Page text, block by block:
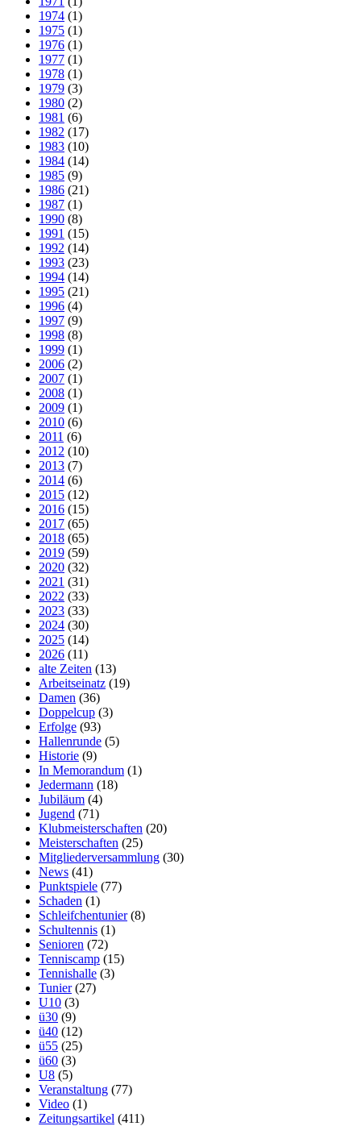
1974 (1)
1975 (1)
1976 (1)
1977 (1)
1978 (1)
1979 (3)
1980 (2)
1981 (6)
1982 (17)
1983 (10)
1984 (14)
1985 (9)
1986 (21)
1987 (1)
1990 (8)
1991 (15)
1992 (14)
1993 (23)
1994 (14)
1995 (21)
1996 (4)
1997 (9)
1998 (8)
1999 (1)
2006 (2)
2007 (1)
2008 (1)
2009 (1)
2010 (6)
2011 (6)
2012 (10)
2013 (7)
2014 (6)
2015 (12)
2016 (15)
2017 (65)
2018 (65)
2019 (59)
2020 (32)
2021 (31)
2022 (33)
2023 (33)
2024 (30)
2025 (14)
2026 (11)
alte Zeiten (13)
Arbeitseinatz (19)
Damen (36)
Doppelcup (3)
Erfolge (93)
Hallenrunde (5)
Historie (9)
In Memorandum (1)
Jedermann (18)
Jubiläum (4)
Jugend (71)
Klubmeisterschaften (20)
Meisterschaften (25)
Mitgliederversammlung (30)
News (41)
Punktspiele (77)
Schaden (1)
Schleifchentunier(8)
Schultennis (1)
Senioren (72)
Tenniscamp (15)
Tennishalle (3)
Tunier(27)
U10 (3)
ü30 (9)
ü40 (12)
ü55 (25)
ü60 (3)
U8 (5)
Veranstaltung (77)
Video (1)
Zeitungsartikel (411)